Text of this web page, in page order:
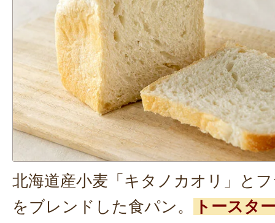
北海道産小麦「キタノカオリ」と
をブレンドした食パン。
トースタ